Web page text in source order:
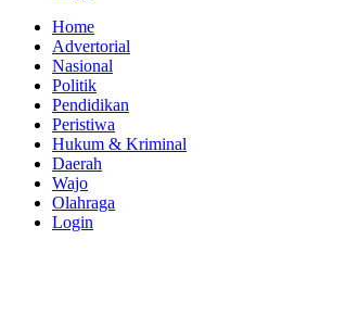
Home
Advertorial
Nasional
Politik
Pendidikan
Peristiwa
Hukum & Kriminal
Daerah
Wajo
Olahraga
Login